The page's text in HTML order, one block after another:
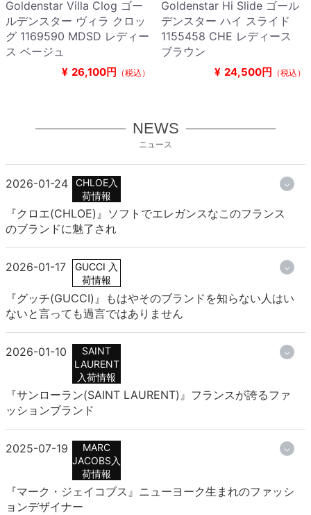
Goldenstar Villa Clog ゴー
ルデンスター ヴィラ クロッ
グ 1169590 MDSD レディー
ス ベージュ
¥ 26,100円 （税込）
Goldenstar Hi Slide ゴール
デンスター ハイ スライド
1155458 CHE レディース
ブラウン
¥ 24,500円 （税込）
NEWS
ニュース
2026-01-24
CHLOE入
荷情報
『クロエ(CHLOE)』ソフトでエレガンスなこのフランス
のブランドに魅了され
2026-01-17
GUCCI 入
荷情報
『グッチ(GUCCI)』もはやそのブランドを知らない人はい
ないと言っても過言ではありません
2026-01-10
SAINT
LAURENT
入荷情報
『サンローラン(SAINT LAURENT)』フランスが誇るファ
ッションブランド
2025-07-19
MARC
JACOBS入
荷情報
『マーク・ジェイコブス』ニューヨーク生まれのファッシ
ョンデザイナー